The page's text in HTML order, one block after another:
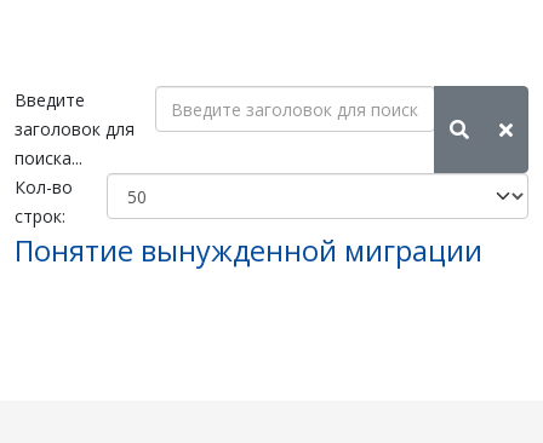
Введите
заголовок для
поиска...
Кол-во
строк:
Понятие вынужденной миграции